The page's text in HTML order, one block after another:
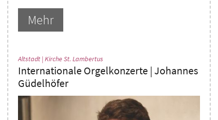
Mehr
Altstadt | Kirche St. Lambertus
Internationale Orgelkonzerte | Johannes
Güdelhöfer